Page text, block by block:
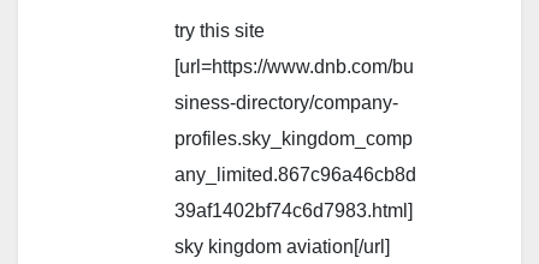
try this site
[url=https://www.dnb.com/bu
siness-directory/company-
profiles.sky_kingdom_comp
any_limited.867c96a46cb8d
39af1402bf74c6d7983.html]
sky kingdom aviation[/url]